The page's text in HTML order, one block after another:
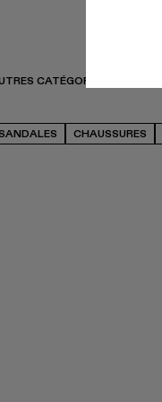
CATÉGORIES
CHAUSSURES